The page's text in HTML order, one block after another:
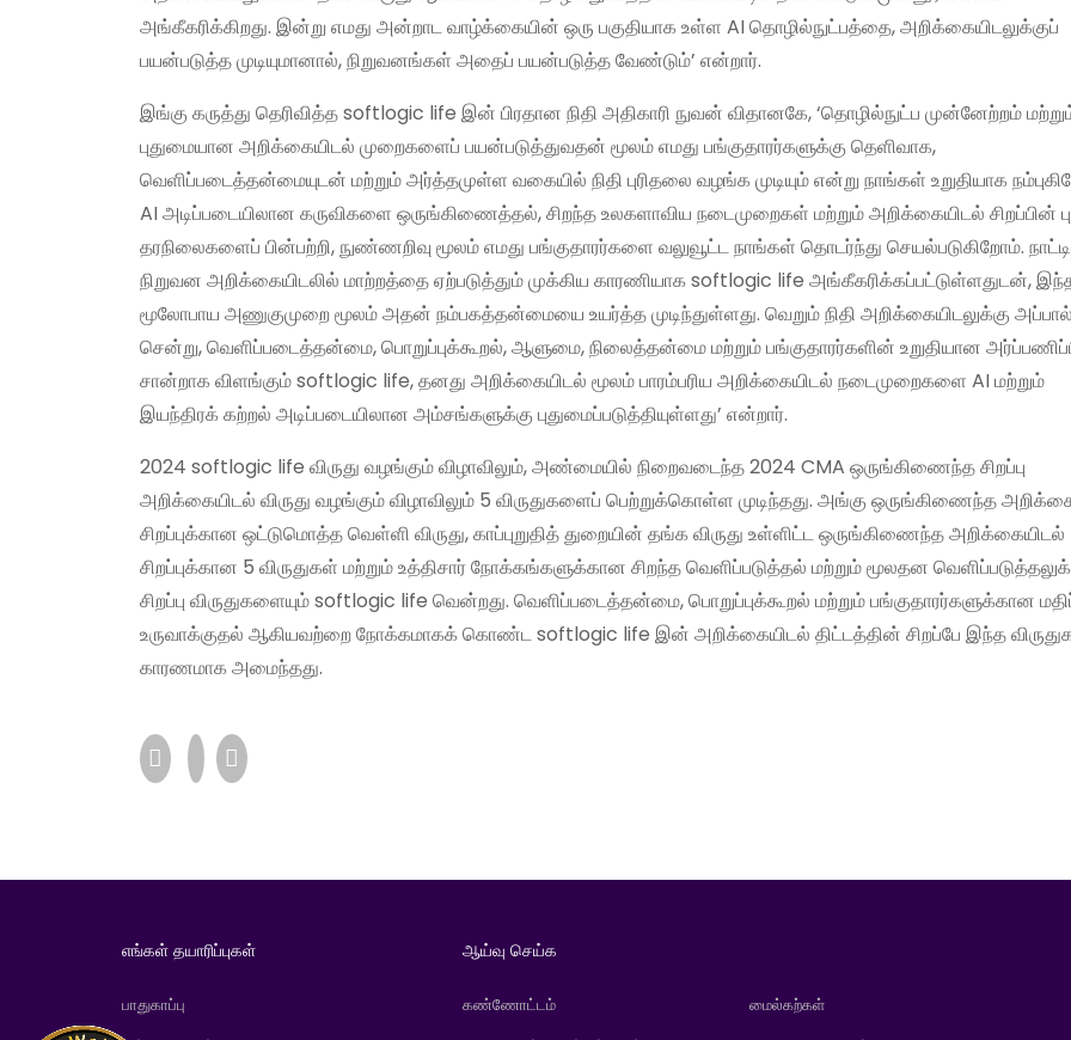
அங்கீகரிக்கிறது. இன்று எமது அன்றாட வாழ்க்கையின் ஒரு பகுதியாக உள்ள AI தொழில்நுட்பத்தை, அறிக்கையிடலுக்குப்
பயன்படுத்த முடியுமானால், நிறுவனங்கள் அதைப் பயன்படுத்த வேண்டும்’ என்றார்.
இங்கு கருத்து தெரிவித்த softlogic life இன் பிரதான நிதி அதிகாரி நுவன் விதானகே, ‘தொழில்நுட்ப முன்னேற்றம்
புதுமையான அறிக்கையிடல் முறைகளைப் பயன்படுத்துவதன் மூலம் எமது பங்குதாரர்களுக்கு தெளிவாக,
வெளிப்படைத்தன்மையுடன் மற்றும் அர்த்தமுள்ள வகையில் நிதி புரிதலை வழங்க முடியும் என்று நாங்கள் உறுதியாக
AI அடிப்படையிலான கருவிகளை ஒருங்கிணைத்தல், சிறந்த உலகளாவிய நடைமுறைகள் மற்றும் அறிக்கையிடல் சிறப்பின்
தரநிலைகளைப் பின்பற்றி, நுண்ணறிவு மூலம் எமது பங்குதாரர்களை வலுவூட்ட நாங்கள் தொடர்ந்து செயல்படுகிறோம்.
நிறுவன அறிக்கையிடலில் மாற்றத்தை ஏற்படுத்தும் முக்கிய காரணியாக softlogic life அங்கீகரிக்கப்பட்டுள்ளதுடன்,
மூலோபாய அணுகுமுறை மூலம் அதன் நம்பகத்தன்மையை உயர்த்த முடிந்துள்ளது. வெறும் நிதி அறிக்கையிடலுக்கு அப்பால்
சென்று, வெளிப்படைத்தன்மை, பொறுப்புக்கூறல், ஆளுமை, நிலைத்தன்மை மற்றும் பங்குதாரர்களின் உறுதியான
சான்றாக விளங்கும் softlogic life, தனது அறிக்கையிடல் மூலம் பாரம்பரிய அறிக்கையிடல் நடைமுறைகளை AI மற்றும்
இயந்திரக் கற்றல் அடிப்படையிலான அம்சங்களுக்கு புதுமைப்படுத்தியுள்ளது’ என்றார்.
2024 softlogic life விருது வழங்கும் விழாவிலும், அண்மையில் நிறைவடைந்த 2024 CMA ஒருங்கிணைந்த சிறப்பு
அறிக்கையிடல் விருது வழங்கும் விழாவிலும் 5 விருதுகளைப் பெற்றுக்கொள்ள முடிந்தது. அங்கு ஒருங்கிணைந்த
சிறப்புக்கான ஒட்டுமொத்த வெள்ளி விருது, காப்புறுதித் துறையின் தங்க விருது உள்ளிட்ட ஒருங்கிணைந்த அறிக்கையிடல்
சிறப்புக்கான 5 விருதுகள் மற்றும் உத்திசார் நோக்கங்களுக்கான சிறந்த வெளிப்படுத்தல் மற்றும் மூலதன
சிறப்பு விருதுகளையும் softlogic life வென்றது. வெளிப்படைத்தன்மை, பொறுப்புக்கூறல் மற்றும் பங்குதாரர்களுக்கான
உருவாக்குதல் ஆகியவற்றை நோக்கமாகக் கொண்ட softlogic life இன் அறிக்கையிடல் திட்டத்தின் சிறப்பே இந்த
காரணமாக அமைந்தது.
எங்கள் தயாரிப்புகள்
பாதுகாப்பு
ஆய்வு செய்க
கண்ணோட்டம் மைல்கற்கள்